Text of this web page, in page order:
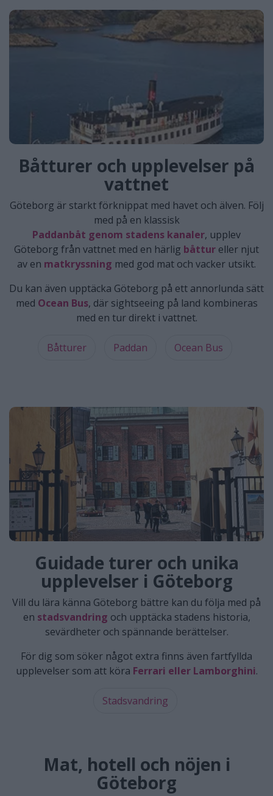
Båtturer och upplevelser på
vattnet
Göteborg är starkt förknippat med havet och älven. Följ
med på en klassisk
Paddanbåt genom stadens kanaler, upplev
Göteborg från vattnet med en härlig båttur eller njut
av en matkryssning med god mat och vacker utsikt.
Du kan även upptäcka Göteborg på ett annorlunda sätt
med Ocean Bus, där sightseeing på land kombineras
med en tur direkt i vattnet.
Båtturer Paddan Ocean Bus
Guidade turer och unika
upplevelser i Göteborg
Vill du lära känna Göteborg bättre kan du följa med på
en stadsvandring och upptäcka stadens historia,
sevärdheter och spännande berättelser.
För dig som söker något extra finns även fartfyllda
upplevelser som att köra Ferrari eller Lamborghini.
Stadsvandring
Mat, hotell och nöjen i
Göteborg